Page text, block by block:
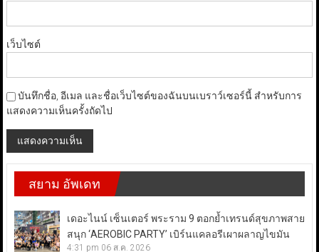
เว็บไซต์
บันทึกชื่อ, อีเมล และชื่อเว็บไซต์ของฉันบนเบราว์เซอร์นี้ สำหรับการ
แสดงความเห็นครั้งถัดไป
สยาม อัพเดท
เดอะไนน์ เซ็นเตอร์ พระราม 9 ตอกย้ำเทรนด์สุขภาพสาย
สนุก ‘AEROBIC PARTY’ เบิร์นแคลอรีเผาผลาญไขมัน
4:31 pm 06 ส.ค. 2026